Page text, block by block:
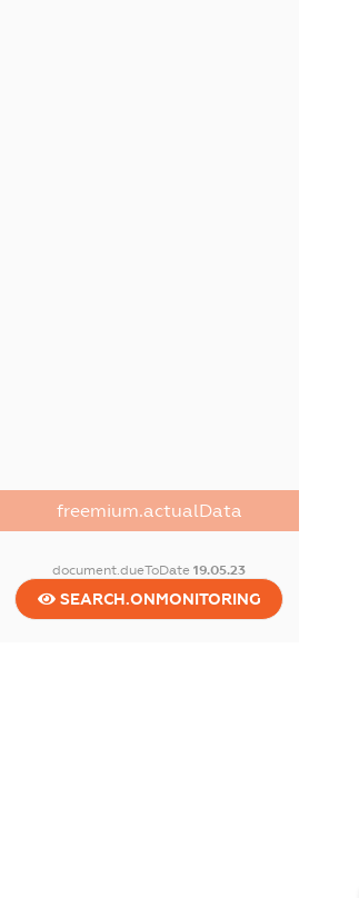
freemium.actualData
document.dueToDate19.05.23
SEARCH.ONMONITORING